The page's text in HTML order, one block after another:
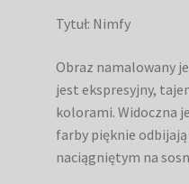
Tytuł: Nimfy
Obraz namalowany
jest ekspresyjny,
kolorami. Widoczna
farby pięknie
naciągniętym na